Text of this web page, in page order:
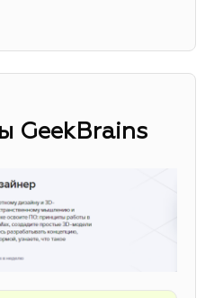
GeekBrains